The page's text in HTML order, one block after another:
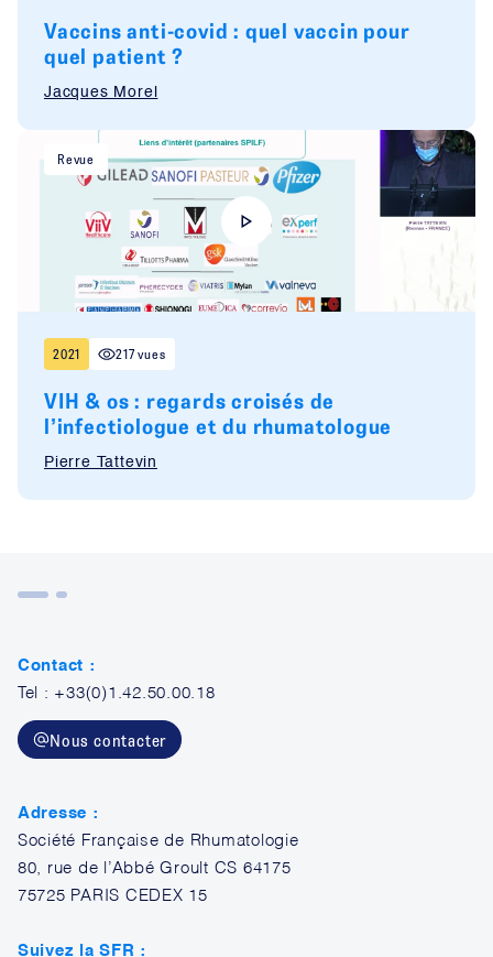
Vaccins anti-covid : quel vaccin pour
quel patient ?
Jacques Morel
Revue
2021 217 vues
VIH & os : regards croisés de
l’infectiologue et du rhumatologue
Pierre Tattevin
Contact :
Tel : +33(0)1.42.50.00.18
Nous contacter
Adresse :
Société Française de Rhumatologie
80, rue de l’Abbé Groult CS 64175
75725 PARIS CEDEX 15
Suivez la SFR :